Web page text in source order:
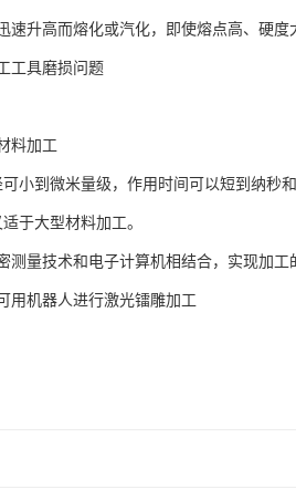
速升高而熔化或汽化，即使熔点高、硬
工具磨损问题
料加工
小到微米量级，作用时间可以短到纳秒
于大型材料加工。
量技术和电子计算机相结合，实现加工
用机器人进行激光镭雕加工